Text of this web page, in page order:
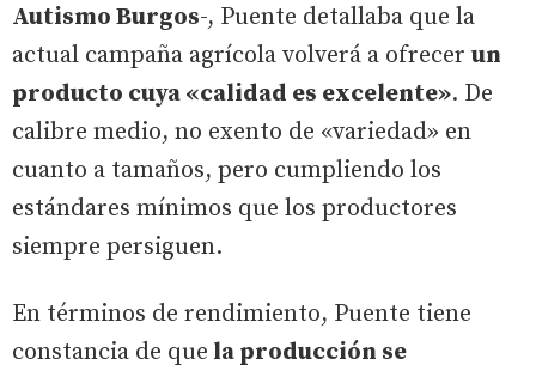
Autismo Burgos-, Puente detallaba que la
actual campaña agrícola volverá a ofrecer un
producto cuya «calidad es excelente». De
calibre medio, no exento de «variedad» en
cuanto a tamaños, pero cumpliendo los
estándares mínimos que los productores
siempre persiguen.
En términos de rendimiento, Puente tiene
constancia de que la producción se